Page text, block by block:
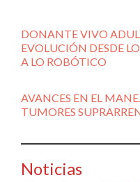
DONANTE VIVO
EVOLUCIÓN DESDE
A LO ROBÓTICO
AVANCES EN EL
TUMORES
Noticias